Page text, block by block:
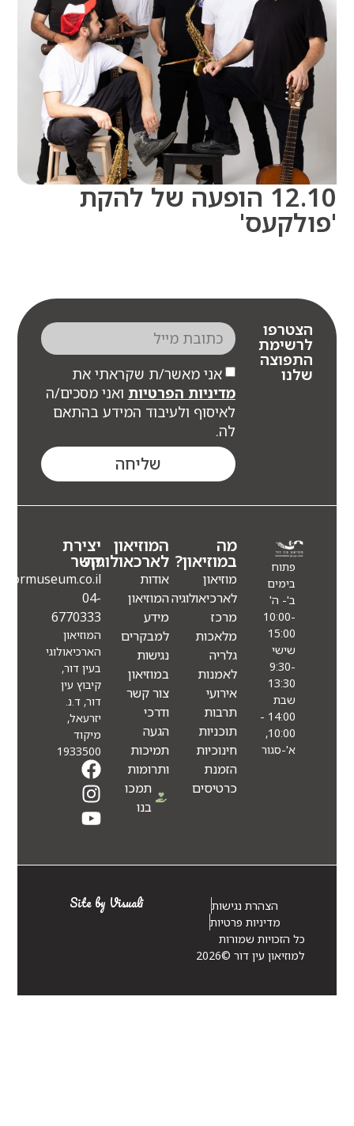
12.10 הופעה של להקת
אני מאשר/ת שקראתי את
מדיניות הפרטיותואני מסכים/ה
לאיסוף ולעיבוד המידע בהתאם
מה
במוזיאון?
מוזיאון
לארכיאולוגיה
מרכז
מלאכות
גלריה
לאמנות
אירועי
תרבות
תוכניות
חינוכיות
המוזיאון
לארכאולוגיה
אודות
המוזיאון
מידע
למבקרים
נגישות
במוזיאון
צור קשר
ודרכי
הגעה
תמיכות
ותרומות
תמכו
יצירת
קשר
Info@eindormuseum.co.il
04-
6770333
המוזיאון
הארכיאולוגי
בעין דור,
קיבוץ עין
דור, ד.נ.
יזרעאל,
מיקוד
1933500
הצהרת נגישות
מדיניות פרטיות
כל הזכויות שמורות
למוזיאון עין דור ©2026
Site by Visuali